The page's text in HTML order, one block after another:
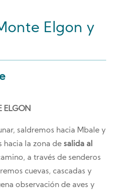
Elgon y
ELGON
saldremos hacia Mbale y
hacia la zona de salida al
a través de senderos
cuevas, cascadas y
observación de aves y